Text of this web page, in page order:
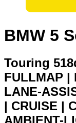
BMW 5
Touring
FULLMAP |
LANE-
| CRUISE |